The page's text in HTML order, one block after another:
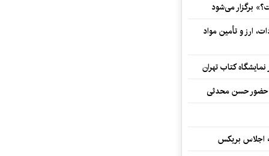
برگزار می‌شود
ارز و تأمین مواد
کتاب تهران
حضور حسن محدثی
اجلاس بریکس